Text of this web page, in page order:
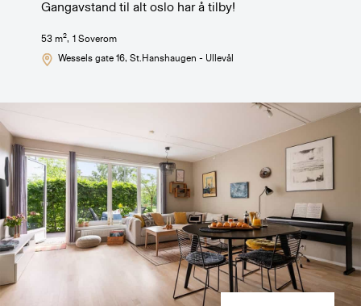
Gangavstand til alt oslo har å tilby!
53 m2, 1 Soverom
Wessels gate 16, St.Hanshaugen - Ullevål